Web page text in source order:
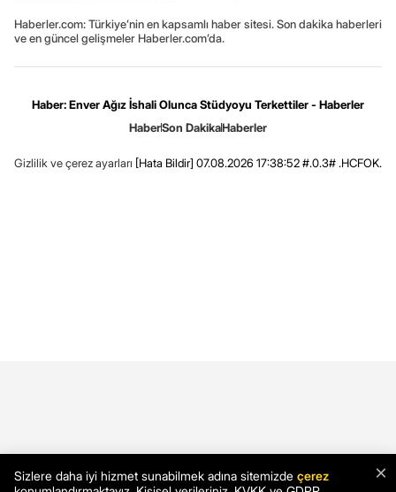
Haberler.com: Türkiye’nin en kapsamlı haber sitesi. Son dakika haberleri
ve en güncel gelişmeler Haberler.com’da.
Haber: Enver Ağız İshali Olunca Stüdyoyu Terkettiler - Haberler
HaberSon DakikaHaberler
Gizlilik ve çerez ayarları [Hata Bildir] 07.08.2026 17:38:52 #.0.3# .HCFOK.
×
Sizlere daha iyi hizmet sunabilmek adına sitemizde çerez